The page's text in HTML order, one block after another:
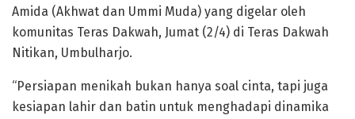
Amida (Akhwat dan Ummi Muda) yang digelar oleh
komunitas Teras Dakwah, Jumat (2/4) di Teras Dakwah
Nitikan, Umbulharjo.
“Persiapan menikah bukan hanya soal cinta, tapi juga
kesiapan lahir dan batin untuk menghadapi dinamika